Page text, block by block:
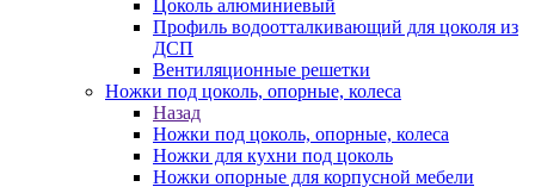
Цоколь алюминиевый
Профиль водоотталкивающий для цоколя из
ДСП
Вентиляционные решетки
Ножки под цоколь, опорные, колеса
Назад
Ножки под цоколь, опорные, колеса
Ножки для кухни под цоколь
Ножки опорные для корпусной мебели